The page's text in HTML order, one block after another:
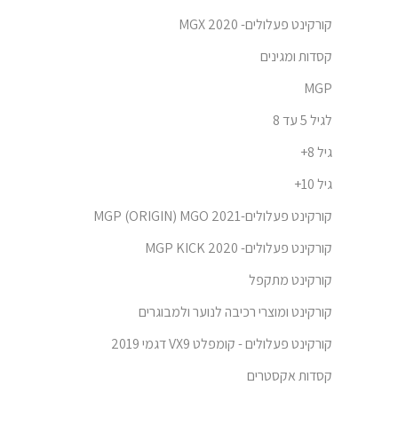
קורקינט פעלולים- 2020 MGX
קסדות ומגינים
MGP
לגיל 5 עד 8
גיל 8+
גיל 10+
קורקינט פעלולים-MGP (ORIGIN) MGO 2021
קורקינט פעלולים- MGP KICK 2020
קורקינט מתקפל
קורקינט ומוצרי רכיבה לנוער ולמבוגרים
קורקינט פעלולים - קומפלט VX9 דגמי 2019
קסדות אקסטרים